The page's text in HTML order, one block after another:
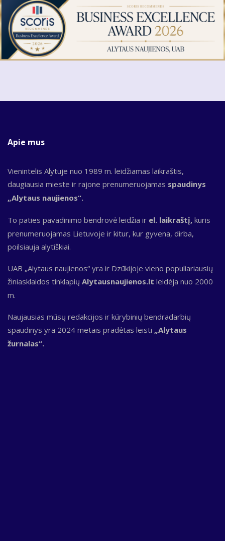
Apie mus
Vienintelis Alytuje nuo 1989 m. leidžiamas laikraštis,
daugiausia mieste ir rajone prenumeruojamas spaudinys
„Alytaus naujienos“.
To paties pavadinimo bendrovė leidžia ir el. laikraštį, kuris
prenumeruojamas Lietuvoje ir kitur, kur gyvena, dirba,
poilsiauja alytiškiai.
UAB „Alytaus naujienos“ yra ir Dzūkijoje vieno populiariausių
žiniasklaidos tinklapių Alytausnaujienos.lt leidėja nuo 2000
m.
Naujausias mūsų redakcijos ir kūrybinių bendradarbių
spaudinys yra 2024 metais pradėtas leisti „Alytaus
žurnalas“.